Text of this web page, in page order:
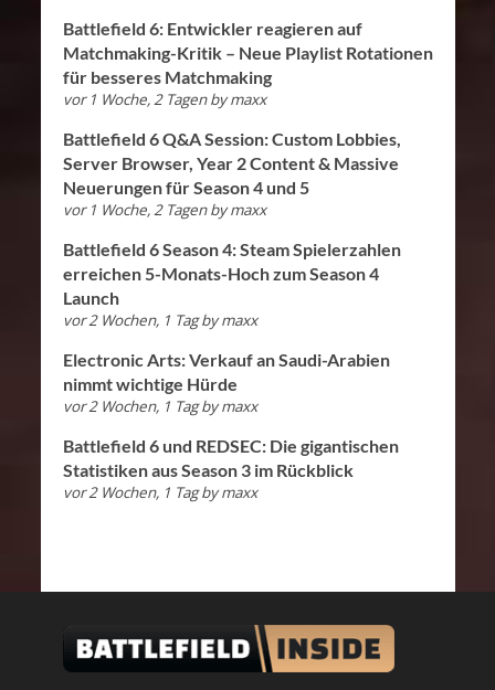
Battlefield 6: Entwickler reagieren auf
Matchmaking-Kritik – Neue Playlist Rotationen
für besseres Matchmaking
vor 1 Woche, 2 Tagen bymaxx
Battlefield 6 Q&A Session: Custom Lobbies,
Server Browser, Year 2 Content & Massive
Neuerungen für Season 4 und 5
vor 1 Woche, 2 Tagen bymaxx
Battlefield 6 Season 4: Steam Spielerzahlen
erreichen 5-Monats-Hoch zum Season 4
Launch
vor 2 Wochen, 1 Tag bymaxx
Electronic Arts: Verkauf an Saudi-Arabien
nimmt wichtige Hürde
vor 2 Wochen, 1 Tag bymaxx
Battlefield 6 und REDSEC: Die gigantischen
Statistiken aus Season 3 im Rückblick
vor 2 Wochen, 1 Tag bymaxx